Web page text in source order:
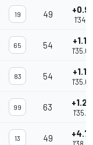
19 49
65 54
83 54
99 63
13 49